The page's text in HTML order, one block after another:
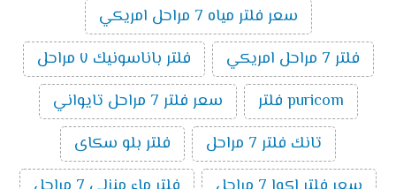
سعر فلتر مياه 7 مراحل امريكي
فلتر 7 مراحل امريكي
فلتر باناسونيك ٧ مراحل
puricom فلتر
سعر فلتر 7 مراحل تايواني
تانك فلتر 7 مراحل
فلتر بلو سكاى